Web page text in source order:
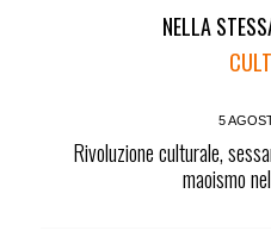
NELLA
5
Rivoluzione culturale,
maoismo